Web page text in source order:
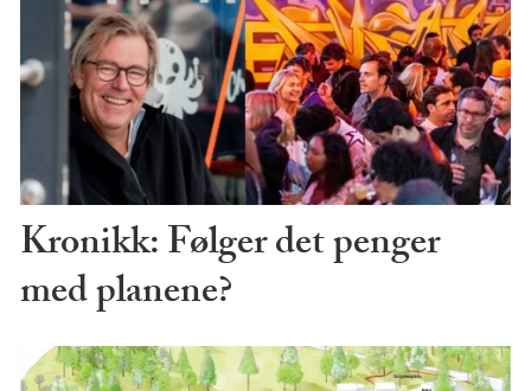
Kronikk: Følger det penger
med planene?